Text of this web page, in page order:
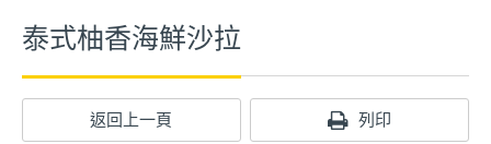
泰式柚香海鮮沙拉
返回上一頁 列印